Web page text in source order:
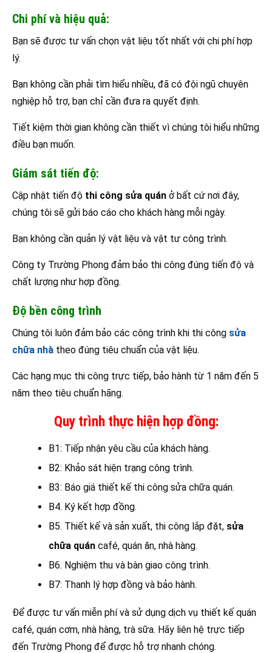
Chi phí và hiệu quả:
Bạn sẽ được tư vấn chọn vật liệu tốt nhất với chi phí hợp
lý.
Bạn không cần phải tìm hiểu nhiều, đã có đội ngũ chuyên
nghiệp hỗ trợ, bạn chỉ cần đưa ra quyết định.
Tiết kiệm thời gian không cần thiết vì chúng tôi hiểu những
điều bạn muốn.
Giám sát tiến độ:
Cập nhật tiến độ thi công sửa quán ở bất cứ nơi đây,
chúng tôi sẽ gửi báo cáo cho khách hàng mỗi ngày.
Bạn không cần quản lý vật liệu và vật tư công trình.
Công ty Trường Phong đảm bảo thi công đúng tiến độ và
chất lượng như hợp đồng.
Độ bền công trình
Chúng tôi luôn đảm bảo các công trình khi thi công sửa
chữa nhà theo đúng tiêu chuẩn của vật liệu.
Các hạng mục thi công trực tiếp, bảo hành từ 1 năm đến 5
năm theo tiêu chuẩn hãng.
Quy trình thực hiện hợp đồng:
B1: Tiếp nhận yêu cầu của khách hàng.
B2: Khảo sát hiện trạng công trình.
B3: Báo giá thiết kế thi công sửa chữa quán.
B4. Ký kết hợp đồng.
B5. Thiết kế và sản xuất, thi công lắp đặt, sửa
chữa quán café, quán ăn, nhà hàng.
B6. Nghiệm thu và bàn giao công trình.
B7: Thanh lý hợp đồng và bảo hành.
Để được tư vấn miễn phí và sử dụng dịch vụ thiết kế quán
café, quán cơm, nhà hàng, trà sữa. Hãy liên hệ trực tiếp
đến Trường Phong để được hỗ trợ nhanh chóng.